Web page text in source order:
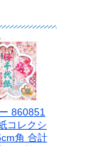
860851
コレクシ
角 合計